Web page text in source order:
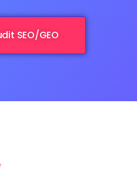
SEO/GEO